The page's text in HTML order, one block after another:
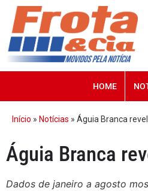
HOME
Início » Notícias » Águia Branca
Águia Branca
Dados de janeiro a agosto